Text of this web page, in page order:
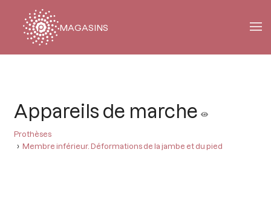
MAGASINS
Appareils de marche
Prothèses
Membre inférieur. Déformations de la jambe et du pied